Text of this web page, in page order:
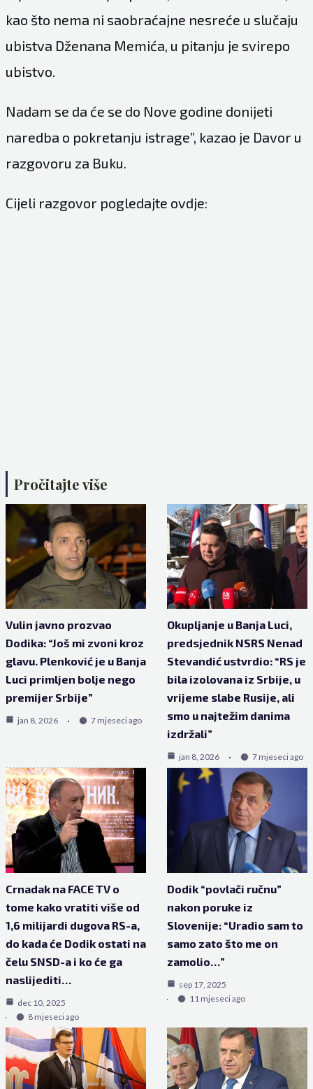
kao što nema ni saobraćajne nesreće u slučaju
ubistva Dženana Memića, u pitanju je svirepo
ubistvo.
Nadam se da će se do Nove godine donijeti
naredba o pokretanju istrage”, kazao je Davor u
razgovoru za Buku.
Cijeli razgovor pogledajte ovdje:
Pročitajte više
Vulin javno prozvao
Dodika: “Još mi zvoni kroz
glavu. Plenković je u Banja
Luci primljen bolje nego
premijer Srbije”
jan 8, 2026 7 mjeseci ago
Okupljanje u Banja Luci,
predsjednik NSRS Nenad
Stevandić ustvrdio: “RS je
bila izolovana iz Srbije, u
vrijeme slabe Rusije, ali
smo u najtežim danima
izdržali”
jan 8, 2026 7 mjeseci ago
Crnadak na FACE TV o
tome kako vratiti više od
1,6 milijardi dugova RS-a,
do kada će Dodik ostati na
čelu SNSD-a i ko će ga
naslijediti…
dec 10, 2025
8 mjeseci ago
Dodik “povlači ručnu”
nakon poruke iz
Slovenije: “Uradio sam to
samo zato što me on
zamolio…”
sep 17, 2025
11 mjeseci ago